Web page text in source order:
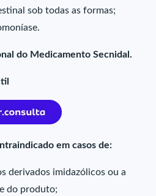
sob todas as formas;
do Medicamento Secnidal.
em casos de:
derivados imidazólicos ou a
do produto;